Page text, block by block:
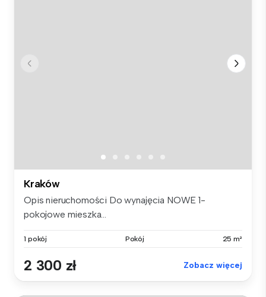
Kraków
Opis nieruchomości Do wynajęcia NOWE 1-
pokojowe mieszka...
1 pokój Pokój 25 m²
2 300 zł Zobacz więcej